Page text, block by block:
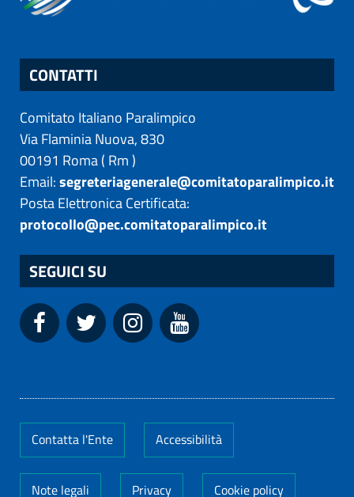
CONTATTI
Comitato Italiano Paralimpico
Via Flaminia Nuova, 830
00191 Roma( Rm)
Email:segreteriagenerale@comitatoparalimpico.it
Posta Elettronica Certificata:
protocollo@pec.comitatoparalimpico.it
SEGUICI SU
Contatta l'Ente Accessibilità
Note legali Privacy Cookie policy